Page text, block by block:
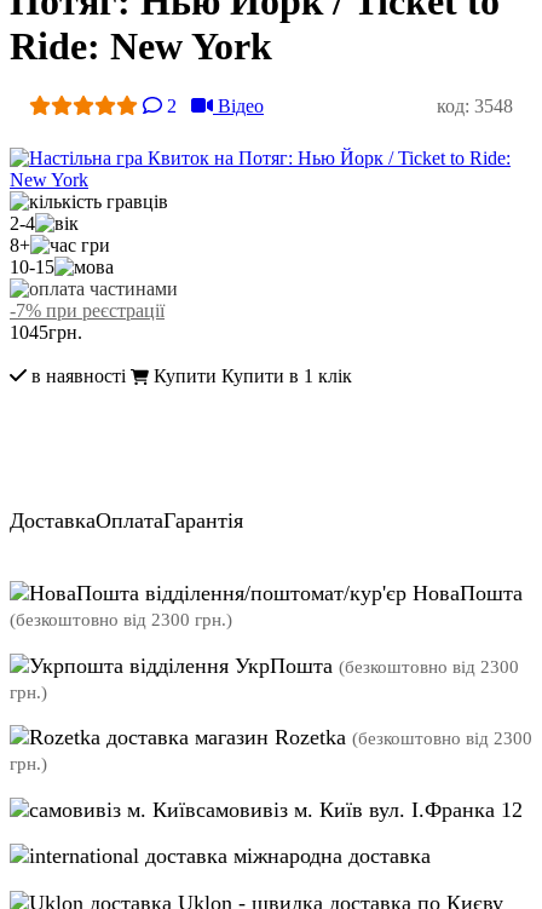
Ride: New York
2 Відео код: 3548
2-4
8+
10-15
-7% при реєстрації
1045грн.
в наявності Купити Купити в 1 клік
ДоставкаОплатаГарантія
відділення/поштомат/кур'єр НоваПошта
(безкоштовно від 2300 грн.)
відділення УкрПошта (безкоштовно від 2300
грн.)
магазин Rozetka (безкоштовно від 2300
грн.)
самовивіз м. Київ вул. І.Франка 12
міжнародна доставка
Uklon - швидка доставка по Києву